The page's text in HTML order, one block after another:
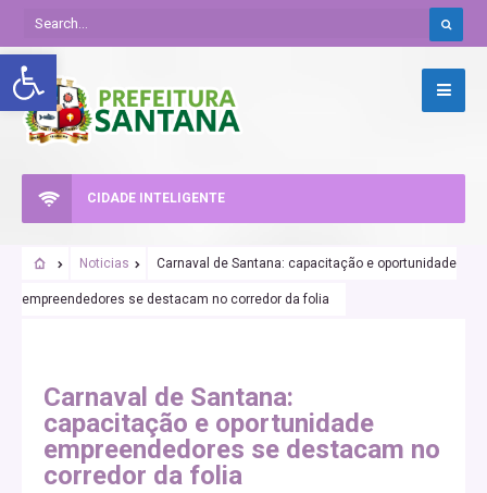
Abrir a barra de ferramentas
CIDADE INTELIGENTE
Noticias Carnaval de Santana: capacitação e oportunidade
empreendedores se destacam no corredor da folia
Carnaval de Santana:
capacitação e oportunidade
empreendedores se destacam no
corredor da folia